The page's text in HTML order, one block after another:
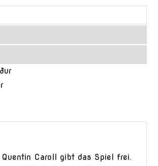
Caroll gibt das Spiel frei.